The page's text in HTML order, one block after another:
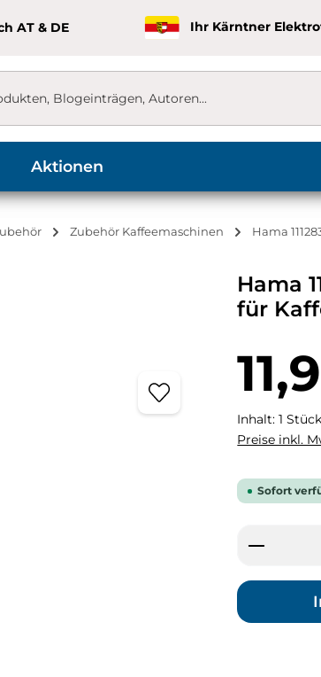
AT & DE Ihr Kärntner
Aktionen
Zubehör Kaffeemaschinen Hama
Hama
für
Inhalt:1
Preise inkl.
Sofort